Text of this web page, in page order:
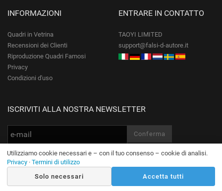
INFORMAZIONI
Quadri in Vetrina
Recensioni dei Clienti
Riproduzione Quadri Famosi
Privacy
Condizioni d'uso
ENTRARE IN CONTATTO
TAOYI LIMITED
support@falsi-d-autore.it
ISCRIVITI ALLA NOSTRA NEWSLETTER
© Falsi-d-Autore.it Tutti i diritti riservati.
Utilizziamo cookie necessari e – con il tuo consenso – cookie di analisi.
Privacy · Termini di utilizzo
Solo necessari
Accetta tutti